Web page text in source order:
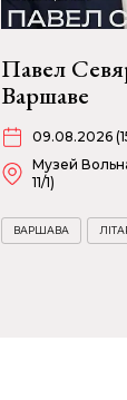
Павел
Варшаве
09.08.2026
Музей
11/1)
ВАРШАВА